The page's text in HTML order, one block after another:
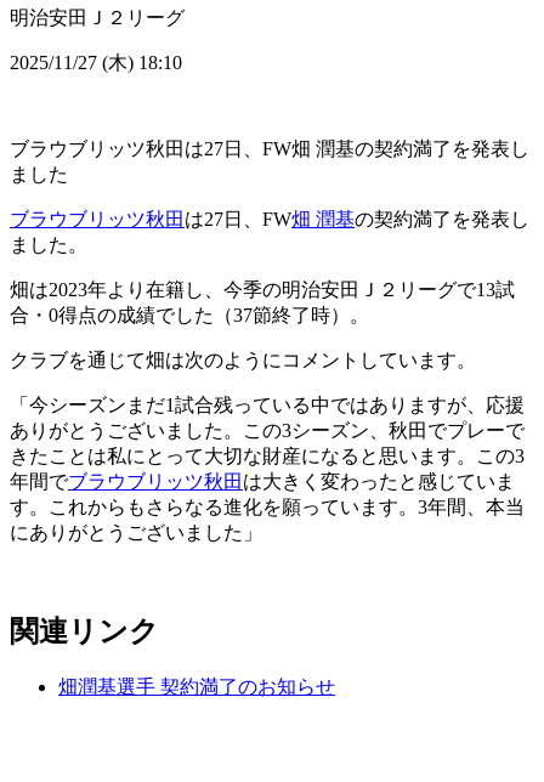
明治安田Ｊ２リーグ
2025/11/27 (木) 18:10
ブラウブリッツ秋田は27日、FW畑 潤基の契約満了を発表し
ました
ブラウブリッツ秋田 は27日、FW畑 潤基の契約満了を発表し
ました。
畑は2023年より在籍し、今季の明治安田Ｊ２リーグで13試
合・0得点の成績でした（37節終了時）。
クラブを通じて畑は次のようにコメントしています。
「今シーズンまだ1試合残っている中ではありますが、応援
ありがとうございました。この3シーズン、秋田でプレーで
きたことは私にとって大切な財産になると思います。この3
年間でブラウブリッツ秋田 は大きく変わったと感じていま
す。これからもさらなる進化を願っています。3年間、本当
にありがとうございました」
関連リンク
畑潤基選手 契約満了のお知らせ